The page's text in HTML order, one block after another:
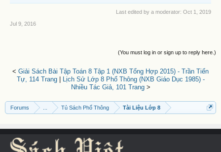
Last edited by a moderator: Oct 1, 2019
Jul 9, 2016
(You must log in or sign up to reply here.)
< Giải Sách Bài Tập Toán 8 Tập 1 (NXB Tổng Hợp 2015) - Trần Tiến
Tự, 114 Trang|
Lịch Sử Lớp 8 Phổ Thông (NXB Giáo Dục 1985) -
Nhiều Tác Giả, 101 Trang>
Forums Tủ Sách Phổ Thông Tài Liệu Lớp 8